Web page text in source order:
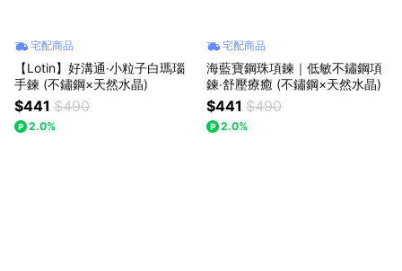
宅配商品
【Lotin】好溝通‧小粒子白瑪瑙
手鍊 (不鏽鋼×天然水晶)
$441 $490
2.0%
宅配商品
海藍寶鋼珠項鍊｜低敏不鏽鋼項
鍊‧舒壓療癒 (不鏽鋼×天然水晶)
$441 $490
2.0%